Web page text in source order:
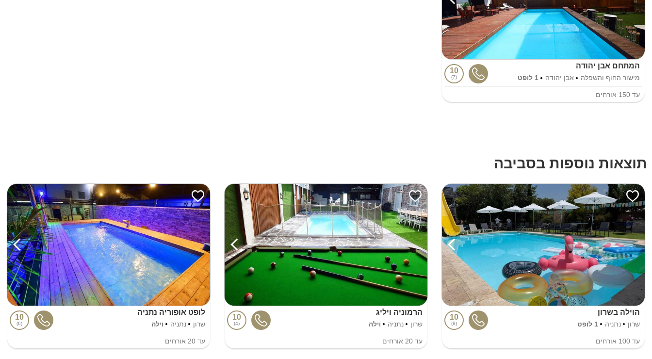
המתחם אבן יהודה
מישור החוף והשפלה אבן יהודה 1 לופט
10
7
עד 150 אורחים
תוצאות נוספות בסביבה
הוילה בשרון
שרון נתניה 1 לופט
10
8
עד 100 אורחים
הרמוניה ויליג
שרון נתניה וילה
10
4
עד 20 אורחים
לופט אופוריה נתניה
שרון נתניה וילה
10
6
עד 20 אורחים